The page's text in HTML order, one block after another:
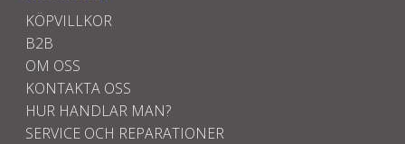
KÖPVILLKOR
B2B
OM OSS
KONTAKTA OSS
HUR HANDLAR MAN?
SERVICE OCH REPARATIONER